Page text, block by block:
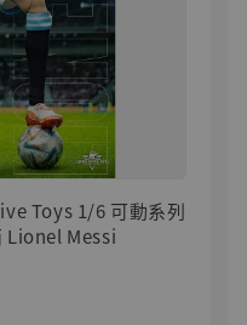
Toys 1/6 可動系列
Lionel Messi